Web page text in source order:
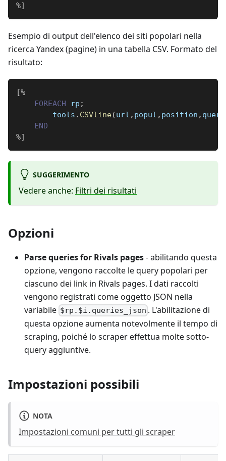
%]
Esempio di output dell'elenco dei siti popolari nella
ricerca Yandex (pagine) in una tabella CSV. Formato del
risultato:
[%
FOREACH rp ;
        tools
. CSVline(url , popul , position ,
END
%]
SUGGERIMENTO
Vedere anche: Filtri dei risultati
Opzioni
Parse queries for Rivals pages- abilitando questa
opzione, vengono raccolte le query popolari per
ciascuno dei link in Rivals pages. I dati raccolti
vengono registrati come oggetto JSON nella
variabile $rp.$i.queries_json . L'abilitazione di
questa opzione aumenta notevolmente il tempo di
scraping, poiché lo scraper effettua molte sotto-
query aggiuntive.
Impostazioni possibili
NOTA
Impostazioni comuni per tutti gli scraper